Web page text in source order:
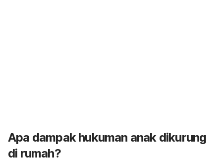
Apa dampak hukuman anak dikurung
di rumah?